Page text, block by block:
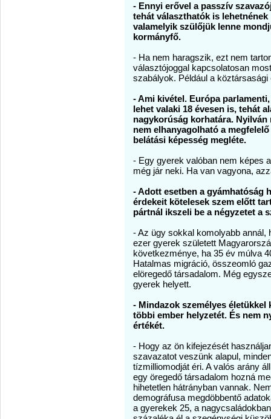
- Ennyi erővel a passzív
tehát választhatók is
valamelyik szülőjük lenne
kormányfő.
- Ha nem haragszik, ezt nem
választójoggal kapcsolatosan
szabályok. Például a
- Ami kivétel. Európa
lehet valaki 18 évesen is, tehát
nagykorúság korhatára.
nem elhanyagolható a
belátási képesség megléte.
- Egy gyerek valóban nem képes
még jár neki. Ha van vagyona,
- Adott esetben a gyámhatóság
érdekeit kötelesek szem előtt
pártnál ikszeli be a négyzetet a
- Az ügy sokkal komolyabb annál,
ezer gyerek született
következménye, ha 35 év múlva
Hatalmas migráció, összeomló
elöregedő társadalom. Még
gyerek helyett.
- Mindazok személyes
többi ember helyzetét. És nem
értékét.
- Hogy az ön kifejezését
szavazatot veszünk alapul,
tízmilliomodját éri. A valós arány
egy öregedő társadalom hozná
hihetetlen hátrányban vannak.
demográfusa megdöbbentő
a gyerekek 25, a